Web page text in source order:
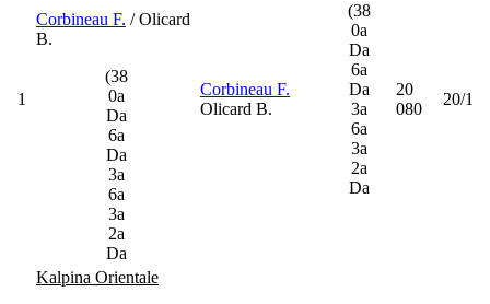
1
Corbineau F. / Olicard
B.
(38
0a
Da
6a
Da
3a
6a
3a
2a
Da
Corbineau F.
Olicard B.
(38
0a
Da
6a
Da
3a
6a
3a
2a
Da
20
080
20/1
Kalpina Orientale